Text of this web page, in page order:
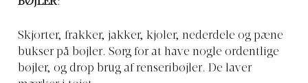
Skjorter, frakker, jakker, kjoler, nederdele og pæne
bukser på bøjler. Sørg for at have nogle ordentlige
bøjler, og drop brug af renseribøjler. De laver